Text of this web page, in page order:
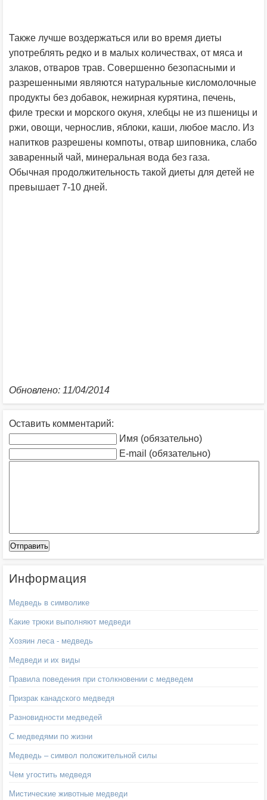
Также лучше воздержаться или во время диеты
употреблять редко и в малых количествах, от мяса и
злаков, отваров трав. Совершенно безопасными и
разрешенными являются натуральные кисломолочные
продукты без добавок, нежирная курятина, печень,
филе трески и морского окуня, хлебцы не из пшеницы и
ржи, овощи, чернослив, яблоки, каши, любое масло. Из
напитков разрешены компоты, отвар шиповника, слабо
заваренный чай, минеральная вода без газа.
Обычная продолжительность такой диеты для детей не
превышает 7-10 дней.
Обновлено: 11/04/2014
Оставить комментарий:
Имя (обязательно)
E-mail (обязательно)
Информация
Медведь в символике
Какие трюки выполняют медведи
Хозяин леса - медведь
Медведи и их виды
Правила поведения при столкновении с медведем
Призрак канадского медведя
Разновидности медведей
С медведями по жизни
Медведь – символ положительной силы
Чем угостить медведя
Мистические животные медведи